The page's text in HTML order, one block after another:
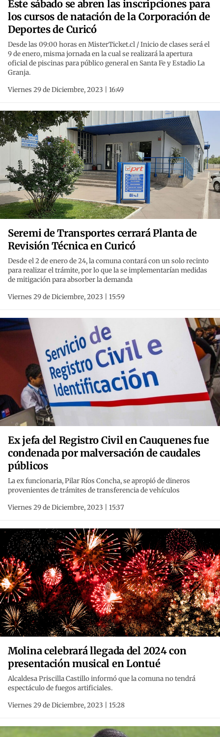
Este sábado se abren las inscripciones para
los cursos de natación de la Corporación de
Deportes de Curicó
Desde las 09:00 horas en MisterTicket.cl / Inicio de clases será el
9 de enero, misma jornada en la cual se realizará la apertura
oficial de piscinas para público general en Santa Fe y Estadio La
Granja.
Viernes 29 de Diciembre, 2023 | 16:49
Seremi de Transportes cerrará Planta de
Revisión Técnica en Curicó
Desde el 2 de enero de 24, la comuna contará con un solo recinto
para realizar el trámite, por lo que la se implementarían medidas
de mitigación para absorber la demanda
Viernes 29 de Diciembre, 2023 | 15:59
Ex jefa del Registro Civil en Cauquenes fue
condenada por malversación de caudales
públicos
La ex funcionaria, Pilar Ríos Concha, se apropió de dineros
provenientes de trámites de transferencia de vehículos
Viernes 29 de Diciembre, 2023 | 15:37
Molina celebrará llegada del 2024 con
presentación musical en Lontué
Alcaldesa Priscilla Castillo informó que la comuna no tendrá
espectáculo de fuegos artificiales.
Viernes 29 de Diciembre, 2023 | 15:28